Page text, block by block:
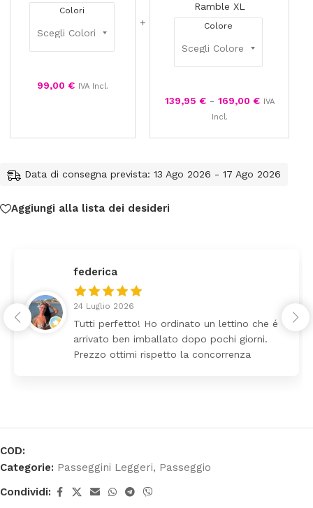
Colori
99,00 € IVA Incl.
Ramble XL
Colore
139,95 € - 169,00 €
IVA
Incl.
Data di consegna prevista: 13 Ago 2026 - 17 Ago 2026
Aggiungi alla lista dei desideri
federica
24 Luglio 2026
Tutti perfetto! Ho ordinato un lettino che é
arrivato ben imballato dopo pochi giorni.
Prezzo ottimi rispetto la concorrenza
COD:
Categorie: Passeggini Leggeri, Passeggio
Condividi: